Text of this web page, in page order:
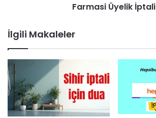
Farmasi Üyelik İptali
İlgili Makaleler